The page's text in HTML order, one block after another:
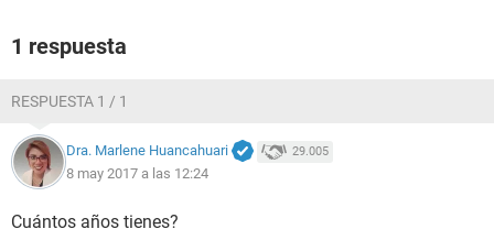
1 respuesta
RESPUESTA 1 / 1
Dra. Marlene Huancahuari 29.005
8 may 2017 a las 12:24
Cuántos años tienes?